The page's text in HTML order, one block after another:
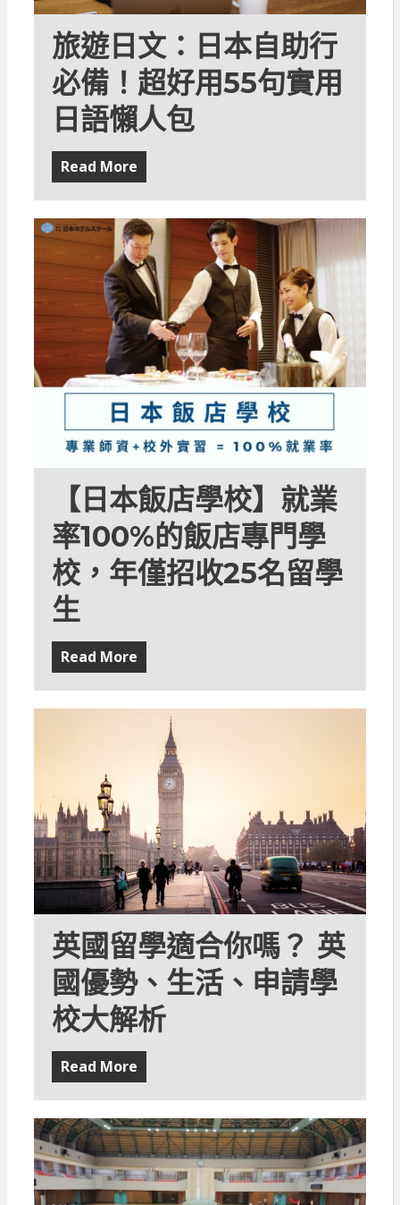
旅遊日文：日本自助行
必備！超好用55句實用
日語懶人包
Read More
【日本飯店學校】就業
率100%的飯店專門學
校，年僅招收25名留學
生
Read More
英國留學適合你嗎？ 英
國優勢、生活、申請學
校大解析
Read More